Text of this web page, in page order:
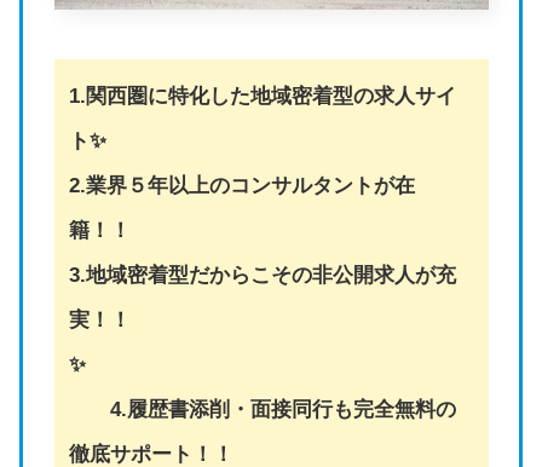
1.関西圏に特化した地域密着型の求人サイ
ト✨
2.業界５年以上のコンサルタントが在
籍！！
3.地域密着型だからこその非公開求人が充
実！！
✨
4.履歴書添削・面接同行も完全無料の
徹底サポート！！